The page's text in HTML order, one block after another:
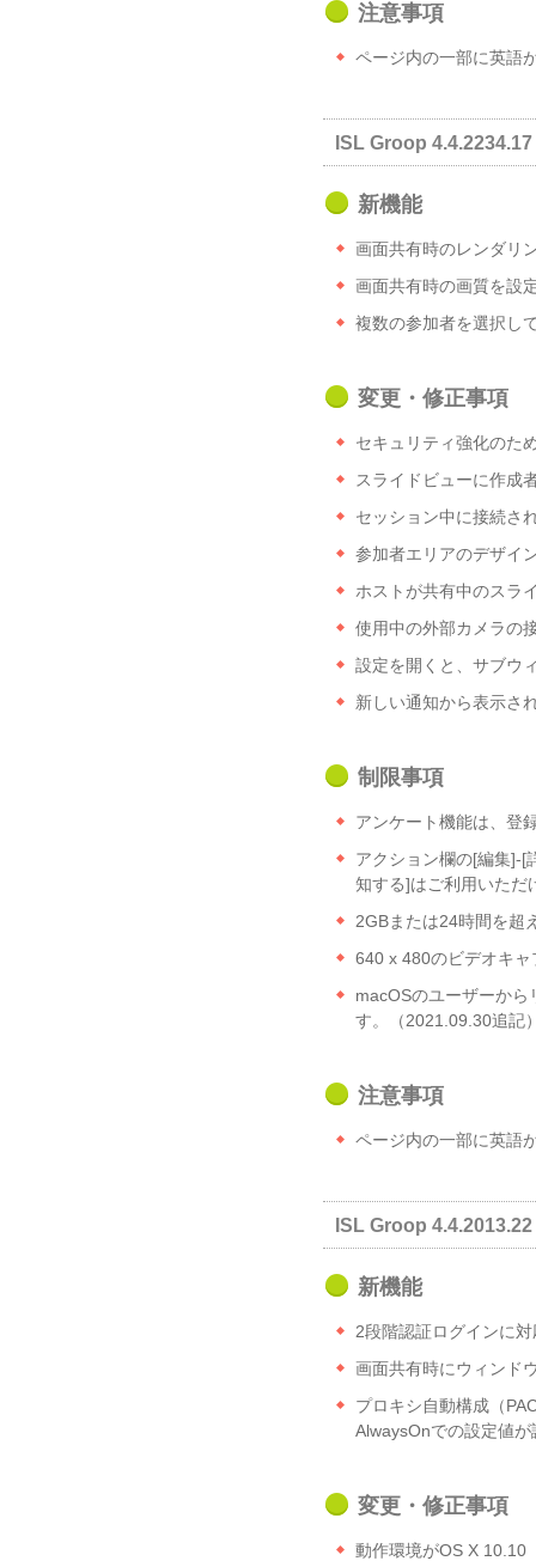
注意事項
ページ内の一部に英語
ISL Groop
新機能
画面共有時のレンダリ
画面共有時の画質を設
複数の参加者を選択し
変更・修正事項
セキュリティ強化のた
スライドビューに作成
セッション中に接続さ
参加者エリアのデザイ
ホストが共有中のスラ
使用中の外部カメラの
設定を開くと、サブウ
新しい通知から表示さ
制限事項
アンケート機能は、登
アクション欄の[編集]-[
知する]はご利用いただ
2GBまたは24時間を超
640 x 480のビデオキ
macOSのユーザーか
す。（2021.09.30追記
注意事項
ページ内の一部に英語
ISL Groop
新機能
2段階認証ログインに
画面共有時にウィンド
プロキシ自動構成（
AlwaysOnでの設定値
変更・修正事項
動作環境がOS X 10.10